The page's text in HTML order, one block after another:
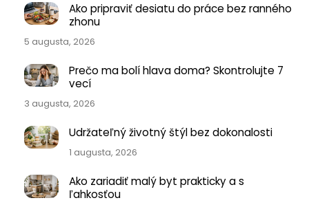
Ako pripraviť desiatu do práce bez ranného
zhonu
5 augusta, 2026
Prečo ma bolí hlava doma? Skontrolujte 7
vecí
3 augusta, 2026
Udržateľný životný štýl bez dokonalosti
1 augusta, 2026
Ako zariadiť malý byt prakticky a s
ľahkosťou